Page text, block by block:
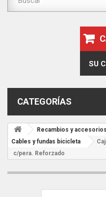
SU
CATEGORÍAS
Recambios y
Cables y fundas bicicleta
c/pera. Reforzado